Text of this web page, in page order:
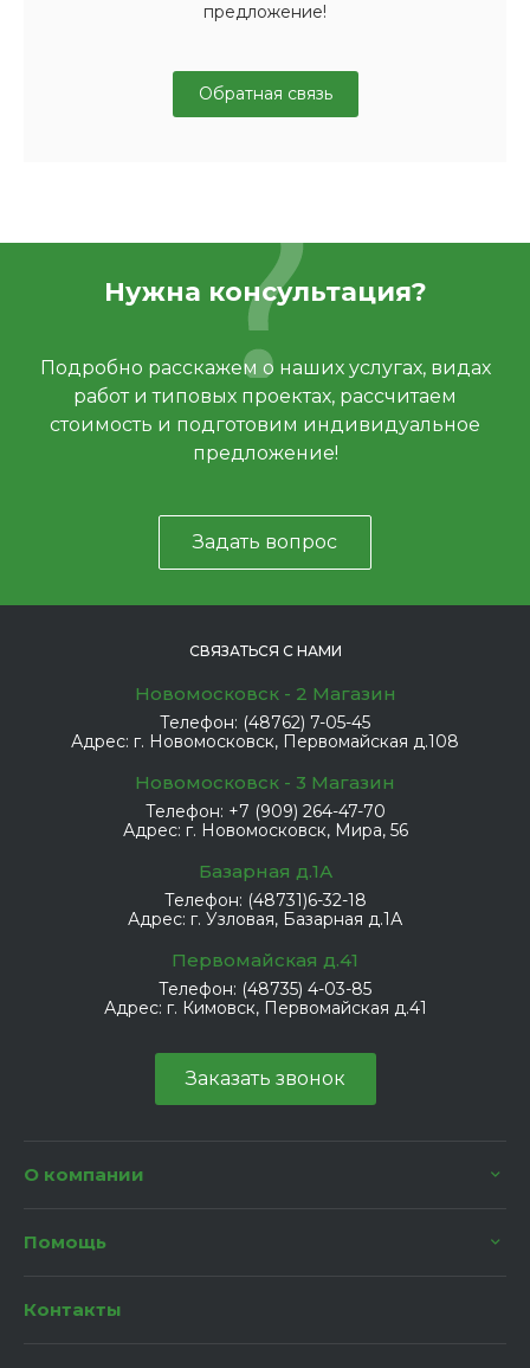
предложение!
Обратная связь
Нужна консультация?
Подробно расскажем о наших услугах, видах
работ и типовых проектах, рассчитаем
стоимость и подготовим индивидуальное
предложение!
Задать вопрос
СВЯЗАТЬСЯ С НАМИ
Новомосковск - 2 Магазин
Телефон: (48762) 7-05-45
Адрес: г. Новомосковск, Первомайская д.108
Новомосковск - 3 Магазин
Телефон: +7 (909) 264-47-70
Адрес: г. Новомосковск, Мира, 56
Базарная д.1А
Телефон: (48731)6-32-18
Адрес: г. Узловая, Базарная д.1А
Первомайская д.41
Телефон: (48735) 4-03-85
Адрес: г. Кимовск, Первомайская д.41
Заказать звонок
О компании
Помощь
Контакты